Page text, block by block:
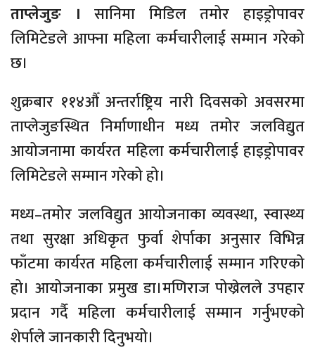
ताप्लेजुङ । सानिमा मिडिल तमोर हाइड्रोपावर
लिमिटेडले आफ्ना महिला कर्मचारीलाई सम्मान गरेको
छ।
शुक्रबार ११४औँ अन्तर्राष्ट्रिय नारी दिवसको अवसरमा
ताप्लेजुङस्थित निर्माणाधीन मध्य तमोर जलविद्युत
आयोजनामा कार्यरत महिला कर्मचारीलाई हाइड्रोपावर
लिमिटेडले सम्मान गरेको हो।
मध्य–तमोर जलविद्युत आयोजनाका व्यवस्था, स्वास्थ्य
तथा सुरक्षा अधिकृत फुर्वा शेर्पाका अनुसार विभिन्न
फाँटमा कार्यरत महिला कर्मचारीलाई सम्मान गरिएको
हो। आयोजनाका प्रमुख डा।मणिराज पोख्रेलले उपहार
प्रदान गर्दै महिला कर्मचारीलाई सम्मान गर्नुभएको
शेर्पाले जानकारी दिनुभयो।